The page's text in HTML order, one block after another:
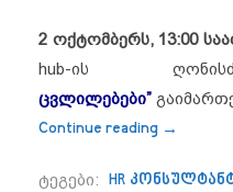
2 ოქტომბერს, 13:00
hub-ის
ცვლილებები”
Continue reading “2
→
ტეგები: HR